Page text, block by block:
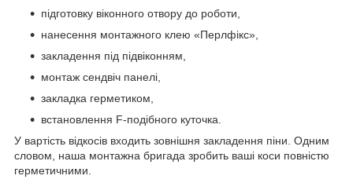
підготовку віконного отвору до роботи,
нанесення монтажного клею «Перлфікс»,
закладення під підвіконням,
монтаж сендвіч панелі,
закладка герметиком,
встановлення F-подібного куточка.
У вартість відкосів входить зовнішня закладення піни. Одним
словом, наша монтажна бригада зробить ваші коси повністю
герметичними.